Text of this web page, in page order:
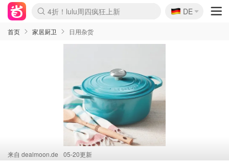
Boticinal 夏促开抢！
4折！lulu周四疯狂上新
还没结束！&OtherStories大促
Joybuy变相75折 随时失效
速领！Stanley独家85折
疑似霸哥！Camper额外叠85折
Zalando 奥莱闪促！每日更新
Moncler反季囤！5折起+叠9折
Coach Brooklyn仅€192
🇩🇪
DE
首页 家居厨卫 日用杂货
来自 dealmoon.de 05-20更新